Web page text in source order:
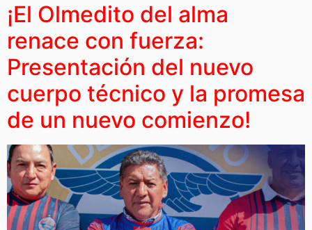
¡El Olmedito del alma
renace con fuerza:
Presentación del nuevo
cuerpo técnico y la promesa
de un nuevo comienzo!